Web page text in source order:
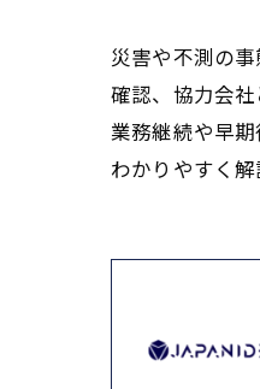
災害や不測の
確認、協力会
業務継続や早
わかりやすく